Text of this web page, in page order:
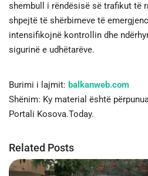
shembull i rëndësisë së trafikut të
shpejtë të shërbimeve të
intensifikojnë kontrollin dhe
sigurinë e udhëtarëve.
Burimi i lajmit: balkanweb.com
Shënim: Ky material është
Portali Kosova.Today.
Related Posts